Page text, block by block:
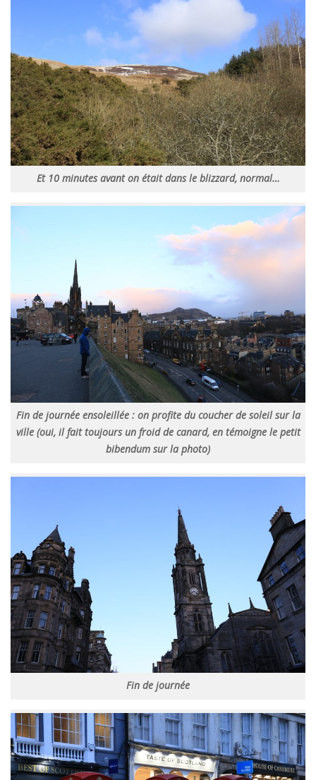
Et 10 minutes avant on était dans le blizzard, normal…
Fin de journée ensoleillée : on profite du coucher de soleil sur la
ville (oui, il fait toujours un froid de canard, en témoigne le petit
bibendum sur la photo)
Fin de journée